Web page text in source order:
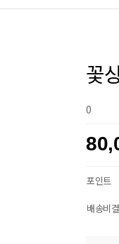
꽃
0
포인트
배송비